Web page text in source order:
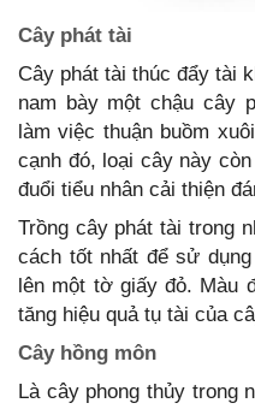
Cây phát tài
Cây phát tài thúc đẩy tài
nam bày một chậu cây
làm việc thuận buồm
cạnh đó, loại cây này
đuổi tiểu nhân cải thiện
Trồng cây phát tài trong
cách tốt nhất để sử
lên một tờ giấy đỏ. Màu
tăng hiệu quả tụ tài của
Cây hồng môn
Là cây phong thủy trong